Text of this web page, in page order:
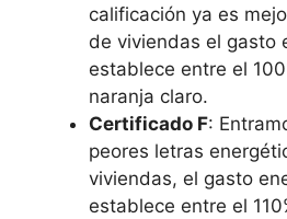
calificación ya es
de viviendas el gasto
establece entre el
naranja claro.
Certificado F:
peores letras
viviendas, el gasto
establece entre el